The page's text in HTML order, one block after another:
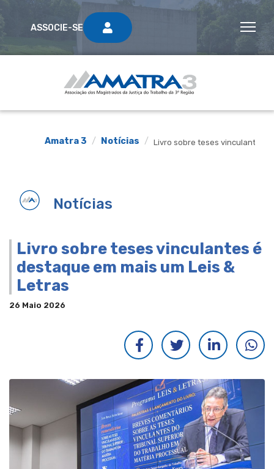
ASSOCIE-SE
Amatra 3 Notícias Livro sobre teses vinculantes é
Notícias
Livro sobre teses vinculantes é
destaque em mais um Leis &
Letras
26 Maio 2026